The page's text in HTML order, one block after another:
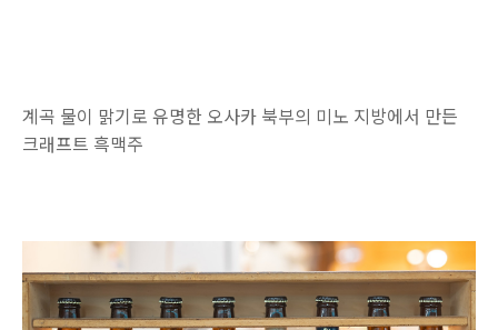
계곡 물이 맑기로 유명한 오사카 북부의 미노 지방에서 만든
크래프트 흑맥주